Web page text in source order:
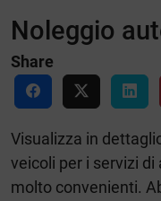
Noleggio
Share
Visualizza in
veicoli per i servizi di
molto convenienti.